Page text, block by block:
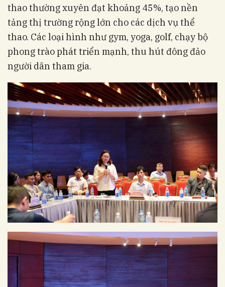
thao thường xuyên đạt khoảng 45%, tạo nền
tảng thị trường rộng lớn cho các dịch vụ thể
thao. Các loại hình như gym, yoga, golf, chạy bộ
phong trào phát triển mạnh, thu hút đông đảo
người dân tham gia.